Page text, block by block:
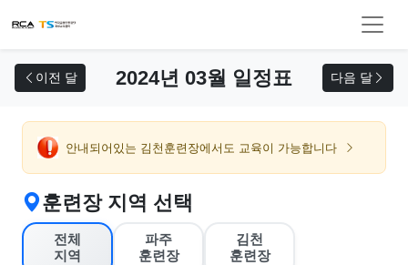
이전 달 2024년 03월 일정표 다음 달
안내되어있는 김천훈련장에서도 교육이 가능합니다
훈련장 지역 선택
전체
지역
파주
훈련장
김천
훈련장